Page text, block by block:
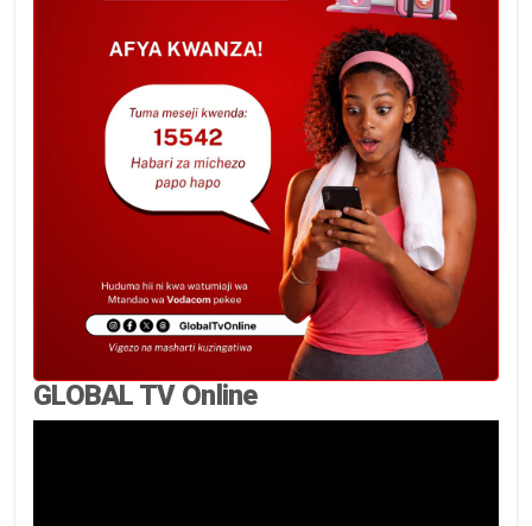
GLOBAL TV Online